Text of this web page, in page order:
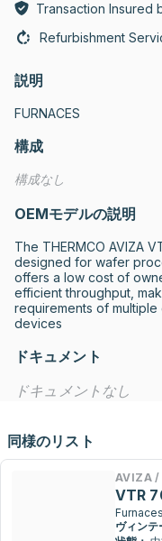
Transaction Insured
Refurbishment
説明
FURNACES
構成
構成なし
OEMモデルの説明
The THERMCO AVIZA
designed for wafer
offers a low cost of
efficient throughput,
requirements of
devices
ドキュメント
ドキュメントなし
同様のリスト
AVIZA /
VTR
ヴィンテ